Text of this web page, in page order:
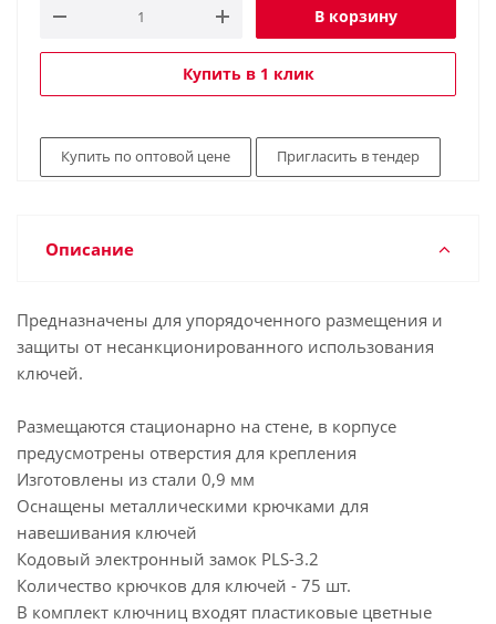
В корзину
Купить в 1 клик
Купить по оптовой цене Пригласить в тендер
Описание
Предназначены для упорядоченного размещения и
защиты от несанкционированного использования
ключей.
Размещаются стационарно на стене, в корпусе
предусмотрены отверстия для крепления
Изготовлены из стали 0,9 мм
Оснащены металлическими крючками для
навешивания ключей
Кодовый электронный замок PLS-3.2
Количество крючков для ключей - 75 шт.
В комплект ключниц входят пластиковые цветные